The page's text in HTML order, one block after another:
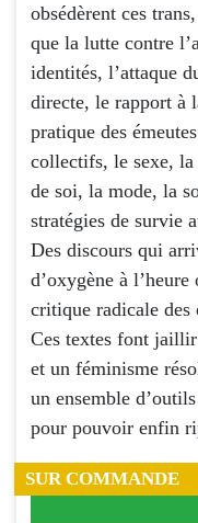
obsédèrent ces
que la lutte contre
identités, l’attaque
directe, le rapport à
pratique des
collectifs, le sexe, la
de soi, la mode, la
stratégies de survie
Des discours qui
d’oxygène à
critique radicale
Ces textes font
et un féminisme
un ensemble
pour pouvoir enfin
SUR COMMANDE